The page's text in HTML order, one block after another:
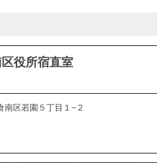
役所宿直室
南区若園５丁目１−２